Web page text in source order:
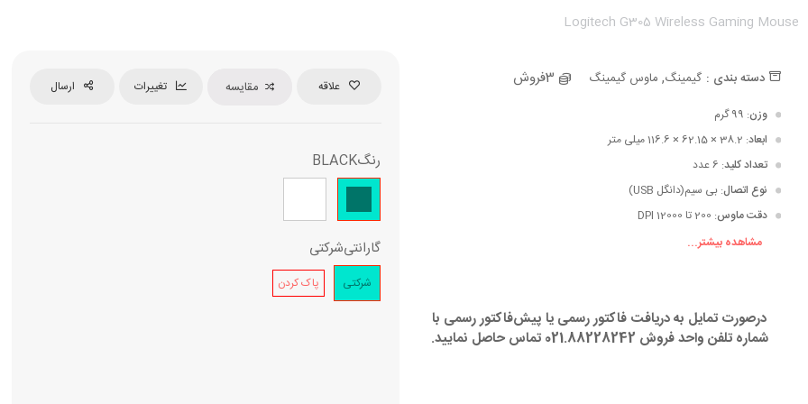
جمعه سیاه
جمعه سیاه
Logitech G305 Wireless Gaming Mouse
دسته بندی : گیمینگ, ماوس گیمینگ 3فروش
وزن: 99 گرم
ابعاد: 38.2 × 62.15 × 116.6 میلی متر
تعداد کلید: 6 عدد
نوع اتصال: بی سیم(دانگل USB)
دقت ماوس: 200 تا 12000 DPI
مشاهده بیشتر...
تعداد باتری : 1 عدد آلکالاین سایز AA (قلمی)
سایرویژگی ها: دارای نرم افزار Logitech Gaming Software
درصورت تمایل به دریافت فاکتور رسمی یا پیش‌فاکتور رسمی با
شماره تلفن واحد فروش 021.88228242 تماس حاصل نمایید.
علاقه مقایسه تغییرات ارسال
رنگBLACK
گارانتیشرکتی
شرکتی پاک کردن